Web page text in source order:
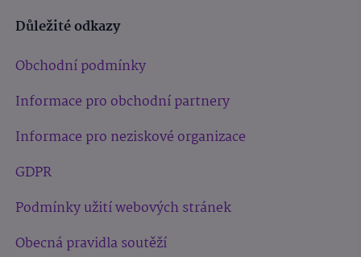
Důležité odkazy
Obchodní podmínky
Informace pro obchodní partnery
Informace pro neziskové organizace
GDPR
Podmínky užití webových stránek
Obecná pravidla soutěží